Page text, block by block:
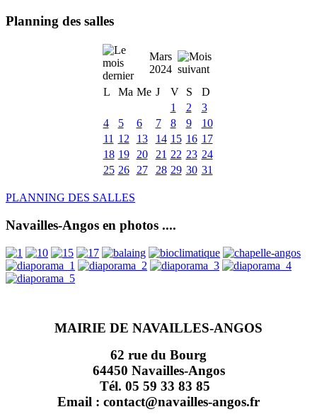
Planning des salles
Mars
2024
L
Ma Me J V S
D
1
2
3
4
5 6 7 8 9
10
11 12 13 14 15 16 17
18 19 20 21 22 23 24
25 26 27 28 29 30 31
PLANNING DES SALLES
Navailles-Angos en photos ....
MAIRIE DE NAVAILLES-ANGOS
62 rue du Bourg
64450 Navailles-Angos
Tél. 05 59 33 83 85
Email : contact@navailles-angos.fr